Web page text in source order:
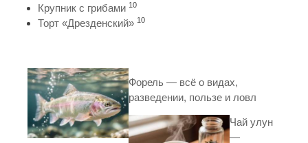
Крупник с грибами 10
Торт «Дрезденский» 10
Форель — всё о видах,
разведении, пользе и ловл
Чай улун
—